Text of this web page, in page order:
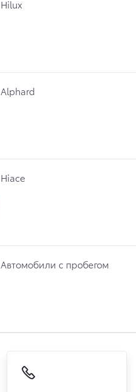
Hilux
Alphard
Hiace
Автомобили с пробегом